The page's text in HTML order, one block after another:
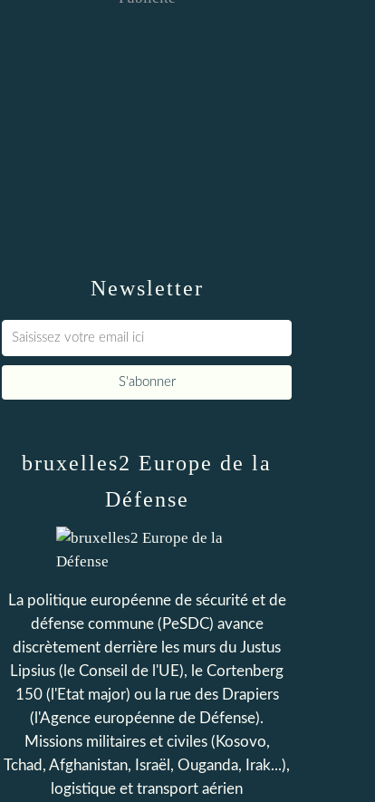
Newsletter
bruxelles2 Europe de la
Défense
La politique européenne de sécurité et de
défense commune (PeSDC) avance
discrètement derrière les murs du Justus
Lipsius (le Conseil de l'UE), le Cortenberg
150 (l'Etat major) ou la rue des Drapiers
(l'Agence européenne de Défense).
Missions militaires et civiles (Kosovo,
Tchad, Afghanistan, Israël, Ouganda, Irak...),
logistique et transport aérien